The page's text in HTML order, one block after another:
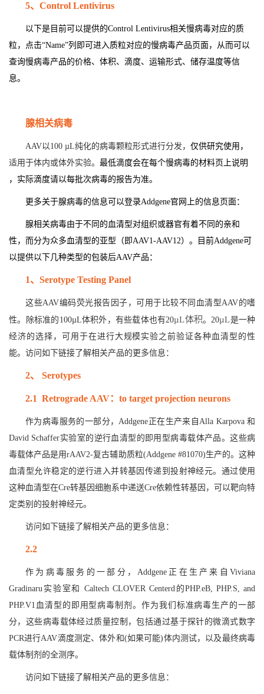
5、Control Lentivirus
以下是目前可以提供的Control Lentivirus相关慢病毒对应的质
粒，点击“Name”列即可进入质粒对应的慢病毒产品页面，从而可以
查询慢病毒产品的价格、体积、滴度、运输形式、储存温度等信
息。
腺相关病毒
AAV以100 µL纯化的病毒颗粒形式进行分发， 仅供研究使用，
适用于体内或体外实验。 最低滴度会在每个慢病毒的材料页上说明
，实际滴度请以每批次病毒的报告为准。
更多关于腺病毒的信息可以登录Addgene官网上的信息页面：
腺相关病毒由于不同的血清型对组织或器官有着不同的亲和
性，而分为众多血清型的亚型（即AAV1-AAV12）。目前Addgene可
以提供以下几种类型的包装后AAV产品：
1、Serotype Testing Panel
这些AAV编码荧光报告因子，可用于比较不同血清型AAV的嗜
性。除标准的100µL体积外，有些载体也有20µL体积。20µL是一种
经济的选择，可用于在进行大规模实验之前验证各种血清型的性
能。访问如下链接了解相关产品的更多信息：
2、 Serotypes
2.1 Retrograde AAV：to target projection neurons
作为病毒服务的一部分，Addgene正在生产来自Alla Karpova 和
David Schaffer实验室的逆行血清型的即用型病毒载体产品。这些病
毒载体产品是用rAAV2-复古辅助质粒(Addgene #81070)生产的。这种
血清型允许稳定的逆行进入并转基因传递到投射神经元。通过使用
这种血清型在Cre转基因细胞系中递送Cre依赖性转基因，可以靶向特
定类别的投射神经元。
访问如下链接了解相关产品的更多信息：
2.2
作为病毒服务的一部分，Addgene正在生产来自Viviana
Gradinaru实验室和 Caltech CLOVER Centerd的PHP.eB, PHP.S, and
PHP.V1血清型的即用型病毒制剂。作为我们标准病毒生产的一部
分，这些病毒载体经过质量控制，包括通过基于探针的微滴式数字
PCR进行AAV滴度测定、体外和(如果可能)体内测试，以及最终病毒
载体制剂的全测序。
访问如下链接了解相关产品的更多信息：